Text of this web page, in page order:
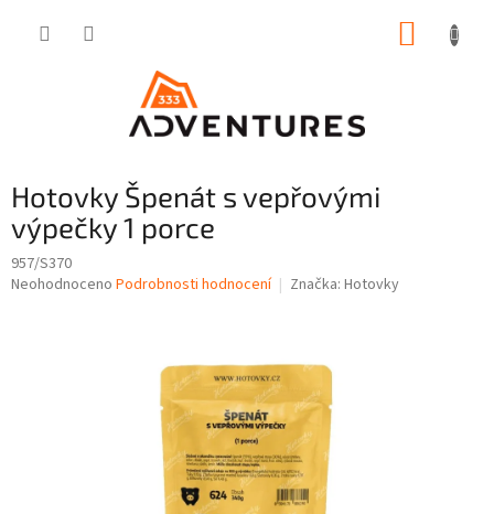
Hotovky Špenát s vepřovými
výpečky 1 porce
957/S370
Průměrné
Neohodnoceno Podrobnosti hodnocení Značka: Hotovky